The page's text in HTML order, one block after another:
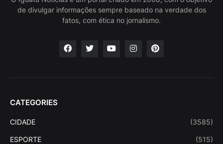
de divulgar informações sempre baseado na verdade dos
fatos, com ética no jornalismo.
CATEGORIES
CIDADE (3585)
ESPORTE (515)